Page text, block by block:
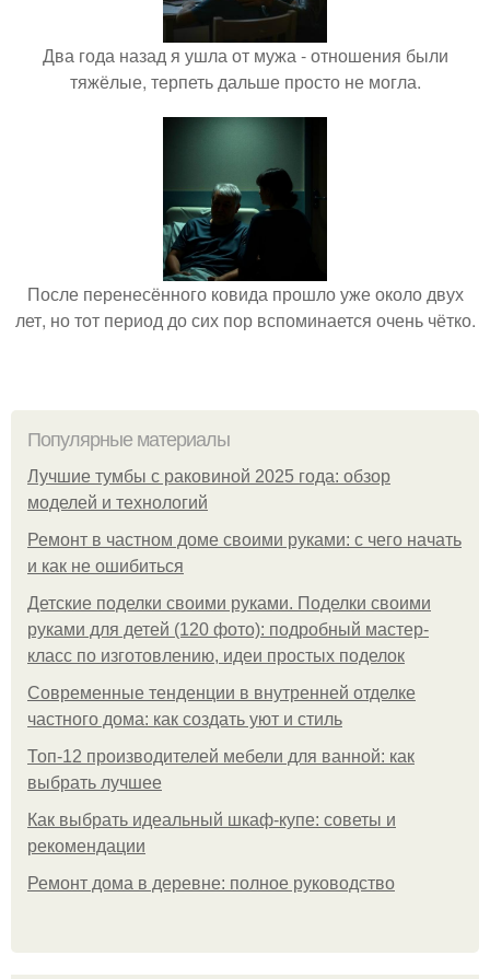
Два года назад я ушла от мужа - отношения были
тяжёлые, терпеть дальше просто не могла.
После перенесённого ковида прошло уже около двух
лет, но тот период до сих пор вспоминается очень чётко.
Популярные материалы
Лучшие тумбы с раковиной 2025 года: обзор
моделей и технологий
Ремонт в частном доме своими руками: с чего начать
и как не ошибиться
Детские поделки своими руками. Поделки своими
руками для детей (120 фото): подробный мастер-
класс по изготовлению, идеи простых поделок
Современные тенденции в внутренней отделке
частного дома: как создать уют и стиль
Топ-12 производителей мебели для ванной: как
выбрать лучшее
Как выбрать идеальный шкаф-купе: советы и
рекомендации
Ремонт дома в деревне: полное руководство